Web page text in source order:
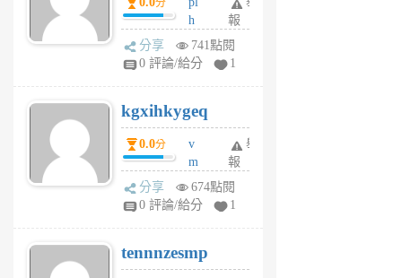
前
前
分
h
wi
w
6
個
月
前
報
分享
741點閱
0 評論/給分
1
kgxihkygeq
0.0分
v
m
sg
sr
6
個
舉
報
分享
674點閱
0 評論/給分
1
tennnzesmp